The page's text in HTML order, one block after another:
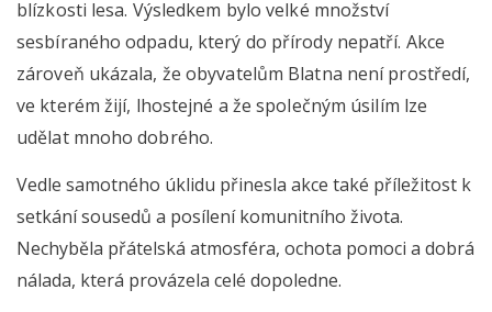
blízkosti lesa. Výsledkem bylo velké množství
sesbíraného odpadu, který do přírody nepatří. Akce
zároveň ukázala, že obyvatelům Blatna není prostředí,
ve kterém žijí, lhostejné a že společným úsilím lze
udělat mnoho dobrého.
Vedle samotného úklidu přinesla akce také příležitost k
setkání sousedů a posílení komunitního života.
Nechyběla přátelská atmosféra, ochota pomoci a dobrá
nálada, která provázela celé dopoledne.